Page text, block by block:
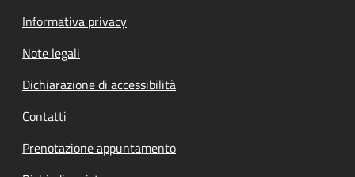
Informativa privacy
Note legali
Dichiarazione di accessibilità
Contatti
Prenotazione appuntamento